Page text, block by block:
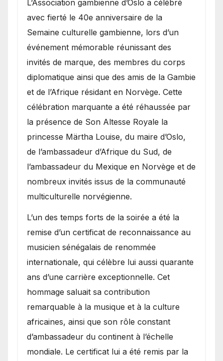
​L’Association gambienne d’Oslo a célébré
avec fierté le 40e anniversaire de la
Semaine culturelle gambienne, lors d’un
événement mémorable réunissant des
invités de marque, des membres du corps
diplomatique ainsi que des amis de la Gambie
et de l’Afrique résidant en Norvège. Cette
célébration marquante a été réhaussée par
la présence de Son Altesse Royale la
princesse Märtha Louise, du maire d’Oslo,
de l’ambassadeur d’Afrique du Sud, de
l’ambassadeur du Mexique en Norvège et de
nombreux invités issus de la communauté
multiculturelle norvégienne.
​L’un des temps forts de la soirée a été la
remise d’un certificat de reconnaissance au
musicien sénégalais de renommée
internationale, qui célèbre lui aussi quarante
ans d’une carrière exceptionnelle. Cet
hommage saluait sa contribution
remarquable à la musique et à la culture
africaines, ainsi que son rôle constant
d’ambassadeur du continent à l’échelle
mondiale. Le certificat lui a été remis par la